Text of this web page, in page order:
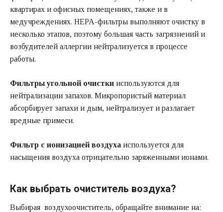
квартирах и офисных помещениях, также и в
медучреждениях. HEPA-фильтры выполняют очистку в
несколько этапов, поэтому большая часть загрязнений и
возбудителей аллергии нейтрализуется в процессе
работы.
Фильтры угольной очистки используются для
нейтрализации запахов. Микропористый материал
абсорбирует запахи и дым, нейтрализует и разлагает
вредные примеси.
Фильтр с ионизацией воздуха используется для
насыщения воздуха отрицательно заряженными ионами.
Как выбрать очиститель воздуха?
Выбирая воздухоочиститель, обращайте внимание на: